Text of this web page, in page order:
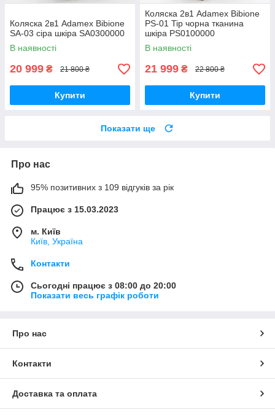
Коляска 2в1 Adamex Bibione
SA-03 сіра шкіра SA0300000
В наявності
20 999 ₴ 21 800 ₴
Купити
Коляска 2в1 Adamex Bibione
PS-01 Tip чорна тканина
шкіра PS0100000
В наявності
21 999 ₴ 22 800 ₴
Купити
Показати ще
Про нас
95% позитивних з 109 відгуків за рік
Працює з 15.03.2023
м. Київ
Київ, Україна
Контакти
Сьогодні працює з 08:00 до 20:00
Показати весь графік роботи
Про нас
Контакти
Доставка та оплата